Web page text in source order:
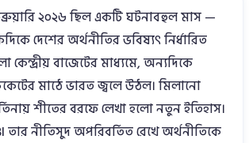
২০২৬ ছিল একটি ঘটনাবহুল মাস —
দেশের অর্থনীতির ভবিষ্যৎ নির্ধারিত
কেন্দ্রীয় বাজেটের মাধ্যমে, অন্যদিকে
মাঠে ভারত জ্বলে উঠল। মিলানো
শীতের বরফে লেখা হলো নতুন ইতিহাস।
তার নীতিসুদ অপরিবর্তিত রেখে অর্থনীতিকে